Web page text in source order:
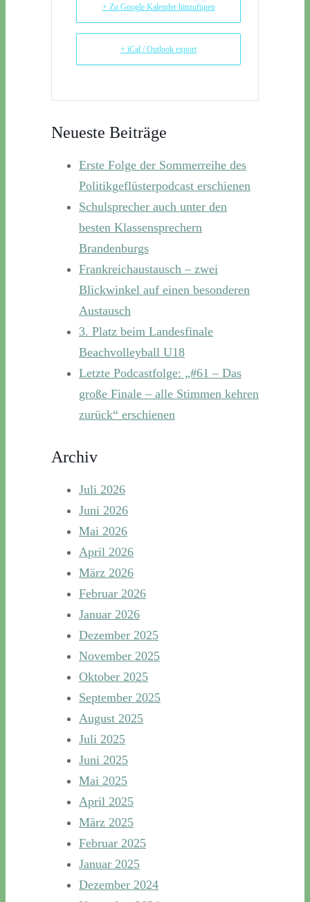
+ Zu Google Kalender hinzufügen
+ iCal / Outlook export
Neueste Beiträge
Erste Folge der Sommerreihe des
Politikgeflüsterpodcast erschienen
Schulsprecher auch unter den
besten Klassensprechern
Brandenburgs
Frankreichaustausch – zwei
Blickwinkel auf einen besonderen
Austausch
3. Platz beim Landesfinale
Beachvolleyball U18
Letzte Podcastfolge: „#61 – Das
große Finale – alle Stimmen kehren
zurück“ erschienen
Archiv
Juli 2026
Juni 2026
Mai 2026
April 2026
März 2026
Februar 2026
Januar 2026
Dezember 2025
November 2025
Oktober 2025
September 2025
August 2025
Juli 2025
Juni 2025
Mai 2025
April 2025
März 2025
Februar 2025
Januar 2025
Dezember 2024